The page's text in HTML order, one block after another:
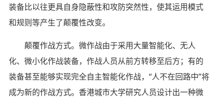
装备比以往更具自身隐蔽性和攻防突然性，使其运用模式
和规则等产生了颠覆性改变。
颠覆作战方式。微作战由于采用大量智能化、无人
化、微小化作战装备，作战人员从前方转移至后方；有的
装备甚至能够实现完全自主智能化作战，“人不在回路中”将
成为新的作战方式。香港城市大学研究人员设计出一种微